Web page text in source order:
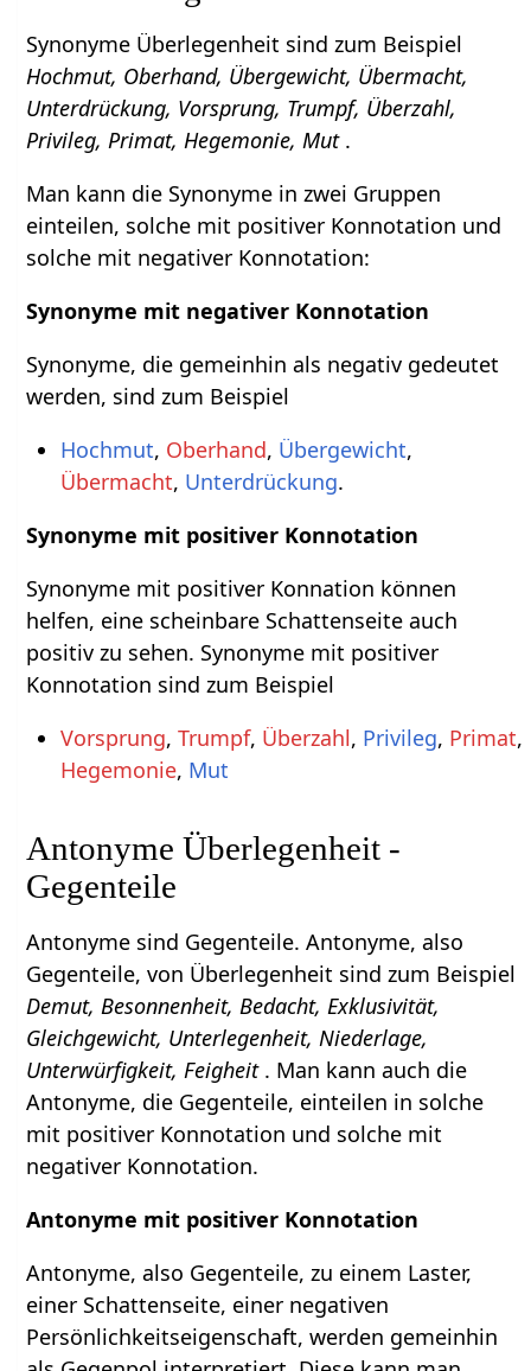
Synonyme Überlegenheit sind zum Beispiel
Hochmut, Oberhand, Übergewicht, Übermacht,
Unterdrückung, Vorsprung, Trumpf, Überzahl,
Privileg, Primat, Hegemonie, Mut .
Man kann die Synonyme in zwei Gruppen
einteilen, solche mit positiver Konnotation und
solche mit negativer Konnotation:
Synonyme mit negativer Konnotation
Synonyme, die gemeinhin als negativ gedeutet
werden, sind zum Beispiel
Hochmut, Oberhand, Übergewicht,
Übermacht, Unterdrückung.
Synonyme mit positiver Konnotation
Synonyme mit positiver Konnation können
helfen, eine scheinbare Schattenseite auch
positiv zu sehen. Synonyme mit positiver
Konnotation sind zum Beispiel
Vorsprung, Trumpf, Überzahl, Privileg, Primat,
Hegemonie, Mut
Antonyme Überlegenheit -
Gegenteile
Antonyme sind Gegenteile. Antonyme, also
Gegenteile, von Überlegenheit sind zum Beispiel
Demut, Besonnenheit, Bedacht, Exklusivität,
Gleichgewicht, Unterlegenheit, Niederlage,
Unterwürfigkeit, Feigheit . Man kann auch die
Antonyme, die Gegenteile, einteilen in solche
mit positiver Konnotation und solche mit
negativer Konnotation.
Antonyme mit positiver Konnotation
Antonyme, also Gegenteile, zu einem Laster,
einer Schattenseite, einer negativen
Persönlichkeitseigenschaft, werden gemeinhin